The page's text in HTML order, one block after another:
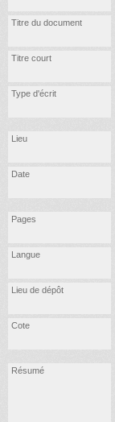
Titre du document
Titre court
Type d'écrit
Lieu
Date
Pages
Langue
Lieu de dépôt
Cote
Résumé